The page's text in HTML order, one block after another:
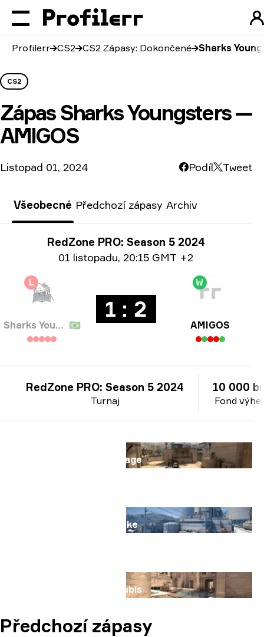
Profilerr CS2 CS2 Zápasy: Dokončené Sharks
CS2
Zápas Sharks Youngsters —
AMIGOS
Listopad 01, 2024 Podíl Tweet
Všeobecné Předchozí zápasy Archiv
Informace o turnajiRedZone PRO: Season 5 2024
01 listopadu, 20:15 GMT +2
L
Sharks Youngsters 🇧🇷
1 : 2
W
AMIGOS
Turnaj
RedZone PRO: Season 5 2024
Fond
10 000
Mirage
Nuke
Anubis
Předchozí zápasy